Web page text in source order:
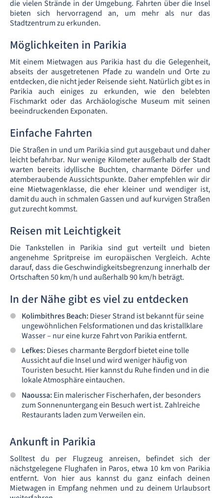
die vielen Strände in der Umgebung. Fahrten über die Insel
bieten sich hervorragend an, um mehr als nur das
Stadtzentrum zu erkunden.
Möglichkeiten in Parikia
Mit einem Mietwagen aus Parikia hast du die Gelegenheit,
abseits der ausgetretenen Pfade zu wandeln und Orte zu
entdecken, die nicht jeder Reisende sieht. Natürlich gibt es in
Parikia auch einiges zu erkunden, wie den belebten
Fischmarkt oder das Archäologische Museum mit seinen
beeindruckenden Exponaten.
Einfache Fahrten
Die Straßen in und um Parikia sind gut ausgebaut und daher
leicht befahrbar. Nur wenige Kilometer außerhalb der Stadt
warten bereits idyllische Buchten, charmante Dörfer und
atemberaubende Aussichtspunkte. Daher empfehlen wir dir
eine Mietwagenklasse, die eher kleiner und wendiger ist,
damit du auch in schmalen Gassen und auf kurvigen Straßen
gut zurecht kommst.
Reisen mit Leichtigkeit
Die Tankstellen in Parikia sind gut verteilt und bieten
angenehme Spritpreise im europäischen Vergleich. Achte
darauf, dass die Geschwindigkeitsbegrenzung innerhalb der
Ortschaften 50 km/h und außerhalb 90 km/h beträgt.
In der Nähe gibt es viel zu entdecken
Kolimbithres Beach: Dieser Strand ist bekannt für seine
ungewöhnlichen Felsformationen und das kristallklare
Wasser – nur eine kurze Fahrt von Parikia entfernt.
Lefkes: Dieses charmante Bergdorf bietet eine tolle
Aussicht auf die Insel und wird weniger häufig von
Touristen besucht. Hier kannst du Ruhe finden und in die
lokale Atmosphäre eintauchen.
Naoussa: Ein malerischer Fischerhafen, der besonders
zum Sonnenuntergang ein Besuch wert ist. Zahlreiche
Restaurants laden zum Verweilen ein.
Ankunft in Parikia
Solltest du per Flugzeug anreisen, befindet sich der
nächstgelegene Flughafen in Paros, etwa 10 km von Parikia
entfernt. Von hier aus kannst du ganz einfach deinen
Mietwagen in Empfang nehmen und zu deinem Urlaubsort